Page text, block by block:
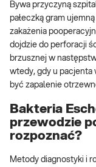
Bywa przyczyną
pałeczką gram
zakażenia
dojdzie do perforacji
brzusznej w
wtedy, gdy u pacjenta
być zapalenie
Bakteria
przewodzie
rozpoznać?
Metody diagnostyki i